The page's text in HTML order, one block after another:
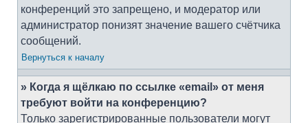
конференций это запрещено, и модератор или
администратор понизят значение вашего счётчика
сообщений.
Вернуться к началу
» Когда я щёлкаю по ссылке «email» от меня
требуют войти на конференцию?
Только зарегистрированные пользователи могут